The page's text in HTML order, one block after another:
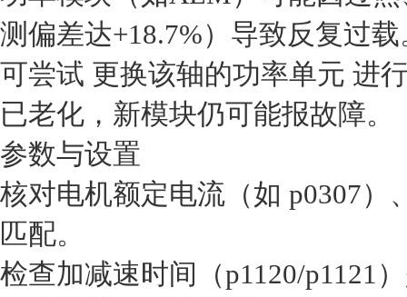
测偏差达+18.7%）导致反复过载
可尝试 ‌更换该轴的功率单元‌ 进
已老化，新模块仍可能报故障。
‌参数与设置‌
核对电机额定电流（如 p0307）
匹配。
检查加减速时间（p1120/p1121